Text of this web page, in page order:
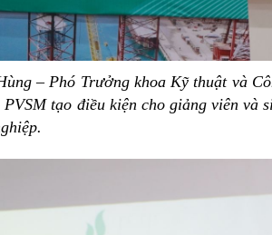
– Phó Trưởng khoa Kỹ thuật và
PVSM tạo điều kiện cho giảng viên